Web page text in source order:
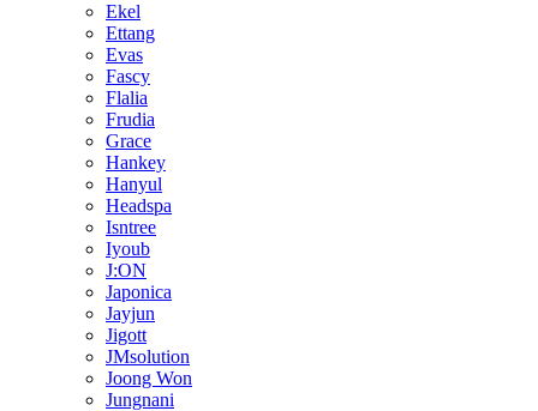
Ekel
Ettang
Evas
Fascy
Flalia
Frudia
Grace
Hankey
Hanyul
Headspa
Isntree
Iyoub
J:ON
Japonica
Jayjun
Jigott
JMsolution
Joong Won
Jungnani